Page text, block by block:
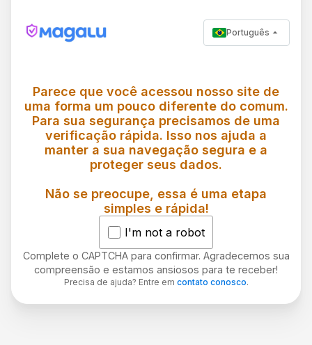
Português
Parece que você acessou nosso site de
uma forma um pouco diferente do comum.
Para sua segurança precisamos de uma
verificação rápida. Isso nos ajuda a
manter a sua navegação segura e a
proteger seus dados.
Não se preocupe, essa é uma etapa
simples e rápida!
I'm not a robot
Complete o CAPTCHA para confirmar. Agradecemos sua
compreensão e estamos ansiosos para te receber!
Precisa de ajuda? Entre em contato conosco.